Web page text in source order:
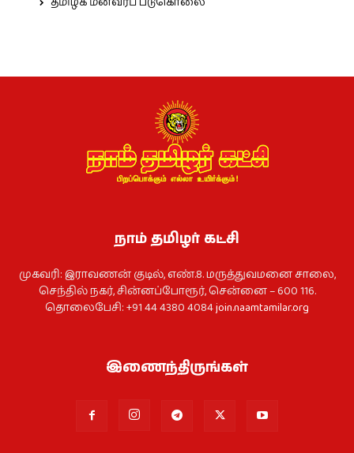
நாம் தமிழர் கட்சி
முகவரி: இராவணன் குடில், எண்.8. மருத்துவமனை சாலை,
செந்தில் நகர், சின்னப்போரூர், சென்னை – 600 116.
தொலைபேசி: +91 44 4380 4084join.naamtamilar.org
இணைந்திருங்கள்